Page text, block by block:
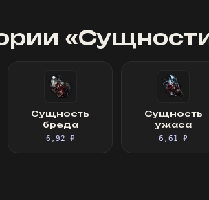
«
Сущность
бреда
6,92 ₽
Сущность
ужаса
6,61 ₽